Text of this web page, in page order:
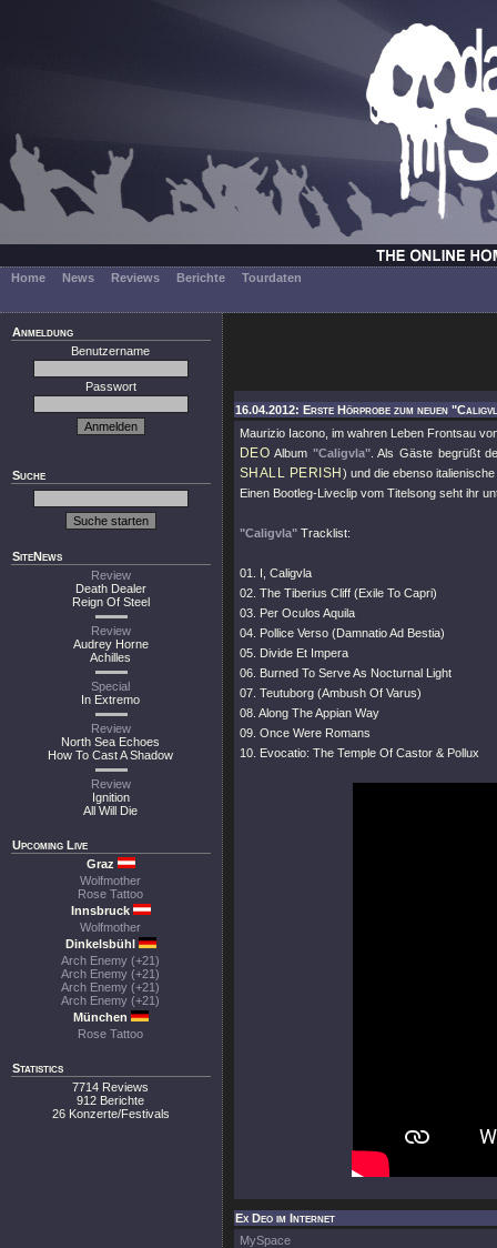
Home News Reviews Berichte Tourdaten
Anmeldung
Benutzername
Passwort
Suche
SiteNews
Review
Death Dealer
Reign Of Steel
Review
Audrey Horne
Achilles
Special
In Extremo
Review
North Sea Echoes
How To Cast A Shadow
Review
Ignition
All Will Die
Upcoming Live
Graz
Wolfmother
Rose Tattoo
Innsbruck
Wolfmother
Dinkelsbühl
Arch Enemy (+21)
Arch Enemy (+21)
Arch Enemy (+21)
Arch Enemy (+21)
München
Rose Tattoo
Statistics
7714 Reviews
912 Berichte
26 Konzerte/Festivals
16.04.2012: Erste Hörprobe zum neuen
Maurizio Iacono, im wahren Leben Frontsau
DEO Album "Caligvla". Als Gäste begrüßt
SHALL PERISH ) und die ebenso
Einen Bootleg-Liveclip vom Titelsong seht ihr
"Caligvla" Tracklist:
01. I, Caligvla
02. The Tiberius Cliff (Exile To Capri)
03. Per Oculos Aquila
04. Pollice Verso (Damnatio Ad Bestia)
05. Divide Et Impera
06. Burned To Serve As Nocturnal Light
07. Teutuborg (Ambush Of Varus)
08. Along The Appian Way
09. Once Were Romans
10. Evocatio: The Temple Of Castor & Pollux
Ex Deo im Internet
MySpace